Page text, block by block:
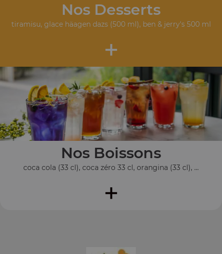
Nos Desserts
tiramisu, glace häagen dazs (500 ml), ben & jerry's 500 ml
+
Nos Boissons
coca cola (33 cl), coca zéro 33 cl, orangina (33 cl), ...
+